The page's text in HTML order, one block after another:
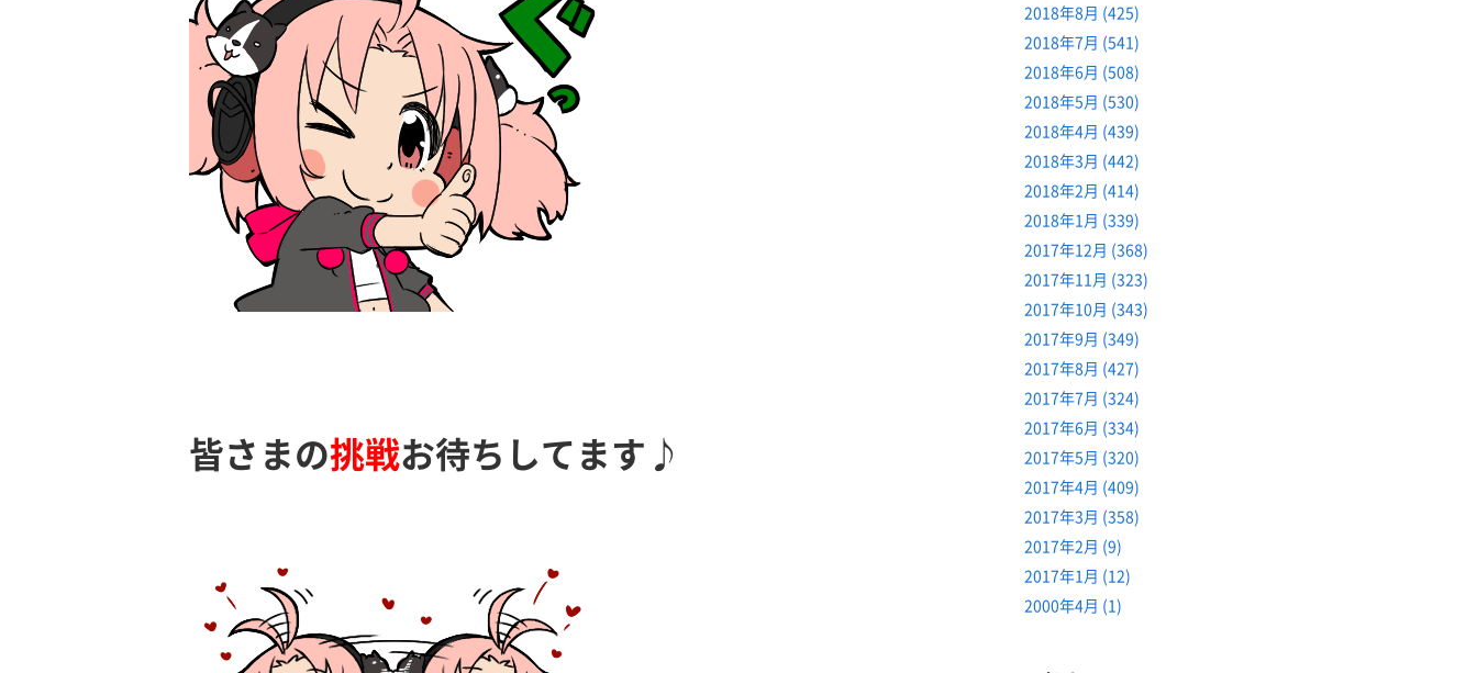
皆さまの挑戦お待ちしてます♪
2018年8月 (425)
2018年7月 (541)
2018年6月 (508)
2018年5月 (530)
2018年4月 (439)
2018年3月 (442)
2018年2月 (414)
2018年1月 (339)
2017年12月 (368)
2017年11月 (323)
2017年10月 (343)
2017年9月 (349)
2017年8月 (427)
2017年7月 (324)
2017年6月 (334)
2017年5月 (320)
2017年4月 (409)
2017年3月 (358)
2017年2月 (9)
2017年1月 (12)
2000年4月 (1)